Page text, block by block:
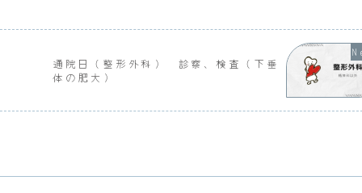
通院日（整形外科） 診察、検査（下垂
体の肥大）